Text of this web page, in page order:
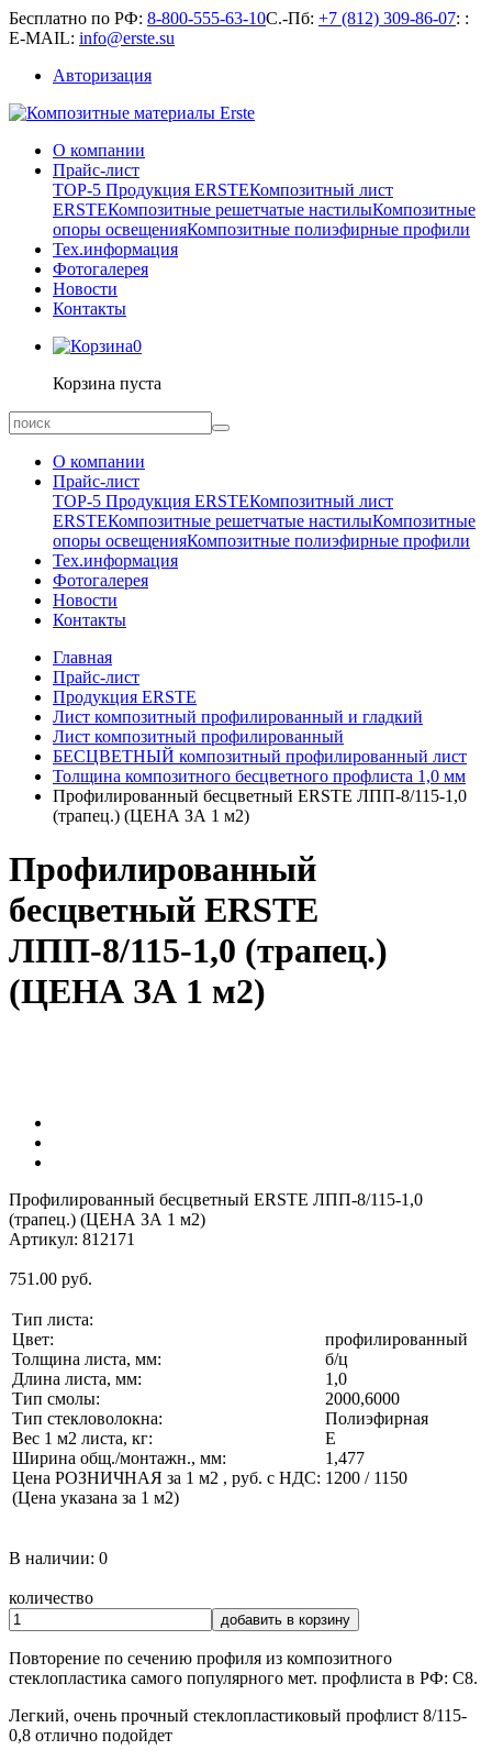
Бесплатно по РФ: 8-800-555-63-10С.-Пб: +7 (812) 309-86-07: :
E-MAIL: info@erste.su
Авторизация
О компании
Прайс-лист
TOP-5 Продукция ERSTEКомпозитный лист
ERSTEКомпозитные решетчатые настилыКомпозитные
опоры освещенияКомпозитные полиэфирные профили
Тех.информация
Фотогалерея
Новости
Контакты
0
Корзина пуста
О компании
Прайс-лист
TOP-5 Продукция ERSTEКомпозитный лист
ERSTEКомпозитные решетчатые настилыКомпозитные
опоры освещенияКомпозитные полиэфирные профили
Тех.информация
Фотогалерея
Новости
Контакты
Главная
Прайс-лист
Продукция ERSTE
Лист композитный профилированный и гладкий
Лист композитный профилированный
БЕСЦВЕТНЫЙ композитный профилированный лист
Толщина композитного бесцветного профлиста 1,0 мм
Профилированный бесцветный ERSTE ЛПП-8/115-1,0
(трапец.) (ЦЕНА ЗА 1 м2)
Профилированный
бесцветный ERSTE
ЛПП-8/115-1,0 (трапец.)
(ЦЕНА ЗА 1 м2)
Профилированный бесцветный ERSTE ЛПП-8/115-1,0
(трапец.) (ЦЕНА ЗА 1 м2)
Артикул: 812171
751.00 руб.
Тип листа:
Цвет:
Толщина листа, мм:
Длина листа, мм:
Тип смолы:
Тип стекловолокна:
Вес 1 м2 листа, кг:
Ширина общ./монтажн., мм:
Цена РОЗНИЧНАЯ за 1 м2 , руб. с НДС:
(Цена указана за 1 м2)
профилированный
б/ц
1,0
2000,6000
Полиэфирная
Е
1,477
1200 / 1150
В наличии: 0
количество
добавить в корзину
Повторение по сечению профиля из композитного
стеклопластика самого популярного мет. профлиста в РФ: С8.
Легкий, очень прочный стеклопластиковый профлист 8/115-
0,8 отлично подойдет